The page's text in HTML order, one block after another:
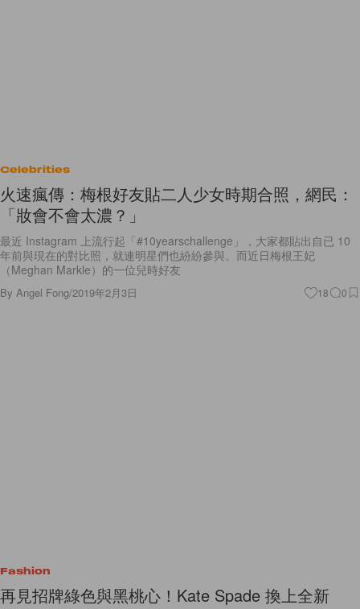
Celebrities
火速瘋傳：梅根好友貼二人少女時期合照，網民：
「妝會不會太濃？」
最近 Instagram 上流行起「#10yearschallenge」，大家都貼出自已 10
年前與現在的對比照，就連明星們也紛紛參與。而近日梅根王妃
（Meghan Markle）的一位兒時好友
By Angel Fong/2019年2月3日 18 0
Fashion
再見招牌綠色與黑桃心！Kate Spade 換上全新